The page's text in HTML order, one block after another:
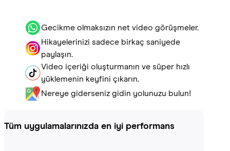
Gecikme olmaksızın net video görüşmeler.
Hikayelerinizi sadece birkaç saniyede
paylaşın.
Video içeriği oluşturmanın ve süper hızlı
yüklemenin keyfini çıkarın.
Nereye giderseniz gidin yolunuzu bulun!
Tüm uygulamalarınızda en iyi performans